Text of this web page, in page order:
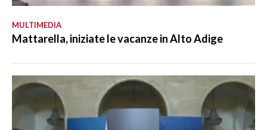
MULTIMEDIA
Mattarella, iniziate le vacanze in Alto Adige